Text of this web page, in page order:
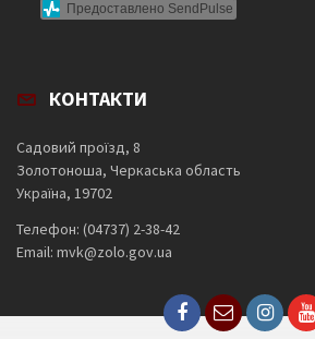
Предоставлено SendPulse
КОНТАКТИ
Садовий проїзд, 8
Золотоноша, Черкаська область
Україна, 19702
Телефон: (04737) 2-38-42
Email: mvk@zolo.gov.ua